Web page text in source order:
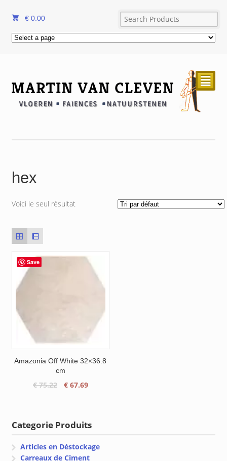
€ 0.00
²
hex
Voici le seul résultat
Save
Amazonia Off White 32×36.8
cm
€75.22
Le
€ 75.22.
€67.69Le
€ 67.69.
Categorie Produits
Articles en Déstockage
Carreaux de Ciment